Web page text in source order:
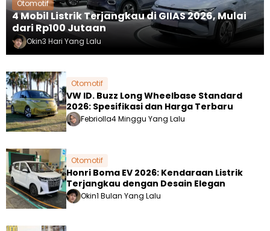
Otomotif
4 Mobil Listrik Terjangkau di GIIAS 2026, Mulai
dari Rp100 Jutaan
Okin3 Hari Yang Lalu
Otomotif
VW ID. Buzz Long Wheelbase Standard
2026: Spesifikasi dan Harga Terbaru
Febriolla4 Minggu Yang Lalu
Otomotif
Honri Boma EV 2026: Kendaraan Listrik
Terjangkau dengan Desain Elegan
Okin1 Bulan Yang Lalu